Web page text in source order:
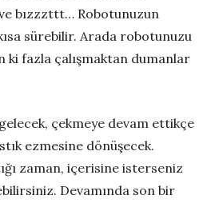
bızzzttt… Robotunuzun
sürebilir. Arada robotunuzu
ki fazla çalışmaktan dumanlar
çekmeye devam ettikçe
ezmesine dönüşecek.
zaman, içerisine isterseniz
Devamında son bir